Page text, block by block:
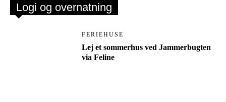
Logi og overnatning
FERIEHUSE
Lej et sommerhus ved Jammerbugten
via Feline